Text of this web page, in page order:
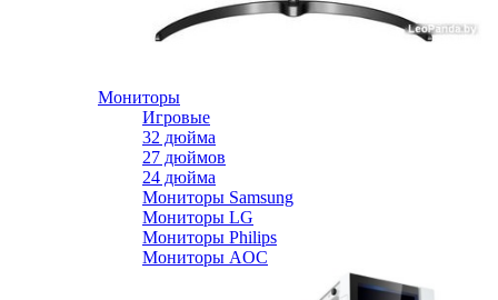
Мониторы
Игровые
32 дюйма
27 дюймов
24 дюйма
Мониторы Samsung
Мониторы LG
Мониторы Philips
Мониторы AOC